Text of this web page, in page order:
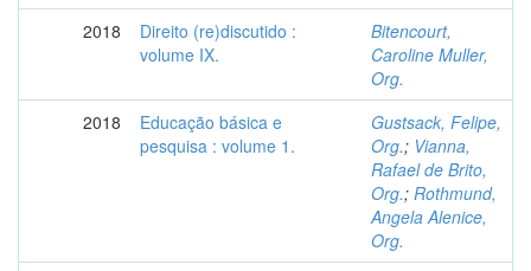
2018
Direito (re)discutido :
volume IX.
Bitencourt,
Caroline Muller,
Org.
2018
Educação básica e
pesquisa : volume 1.
Gustsack, Felipe,
Org.; Vianna,
Rafael de Brito,
Org.; Rothmund,
Angela Alenice,
Org.